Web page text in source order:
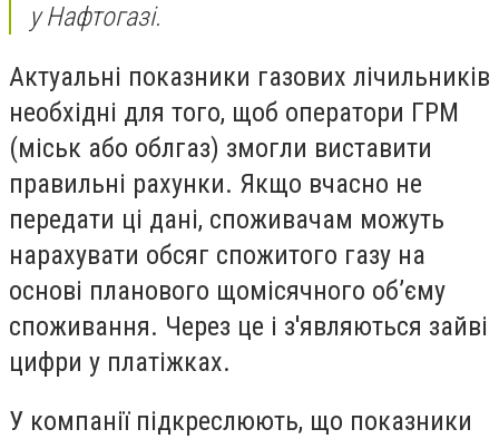
у Нафтогазі.
Актуальні показники газових лічильників
необхідні для того, щоб оператори ГРМ
(міськ або облгаз) змогли виставити
правильні рахунки. Якщо вчасно не
передати ці дані, споживачам можуть
нарахувати обсяг спожитого газу на
основі планового щомісячного об’єму
споживання. Через це і з'являються зайві
цифри у платіжках.
У компанії підкреслюють, що показники